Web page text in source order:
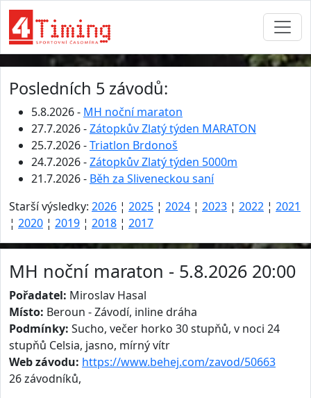
Posledních 5 závodů:
5.8.2026 - MH noční maraton
27.7.2026 -Zátopkův Zlatý týden MARATON
25.7.2026 -Triatlon Brdonoš
24.7.2026 -Zátopkův Zlatý týden 5000m
21.7.2026 - Běh za Sliveneckou saní
Starší výsledky: 2026 ¦ 2025 ¦ 2024 ¦ 2023 ¦ 2022 ¦ 2021
¦ 2020 ¦ 2019 ¦ 2018 ¦ 2017
MH noční maraton - 5.8.2026 20:00
Pořadatel: Miroslav Hasal
Místo: Beroun - Závodí, inline dráha
Podmínky: Sucho, večer horko 30 stupňů, v noci 24
stupňů Celsia, jasno, mírný vítr
Web závodu: https://www.behej.com/zavod/50663
26 závodníků,